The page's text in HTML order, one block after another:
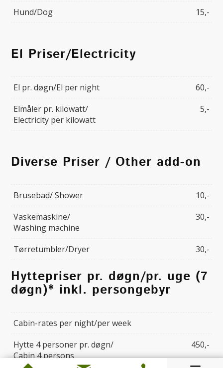
Hund/Dog 15,-
El Priser/Electricity
El pr. døgn/El per night
60,-
Elmåler pr. kilowatt/
Electricity per kilowatt
5,-
Diverse Priser / Other add-on
Brusebad/ Shower
10,-
Vaskemaskine/
Washing machine
30,-
Tørretumbler/Dryer 30,-
Hyttepriser pr. døgn/pr. uge (7
døgn)* inkl. persongebyr
Cabin-rates per night/per week
Hytte 4 personer pr. døgn/
Cabin 4 persons
450,-